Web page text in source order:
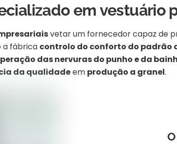
em vestuário
vetar um fornecedor capaz de
a fábrica controlo do conforto do padrão
das nervuras do punho e da
da qualidadeem produção a granel.